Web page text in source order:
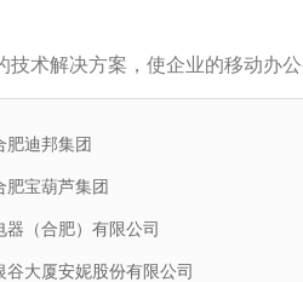
方案
术解决方案，使企业的移动
肥迪邦集团
肥宝葫芦集团
器（合肥）有限公司
谷大厦安妮股份有限公司